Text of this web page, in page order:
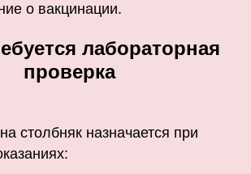
о вакцинации.
лабораторная
проверка
столбняк назначается при